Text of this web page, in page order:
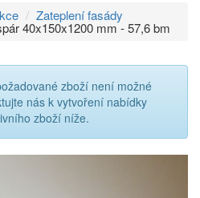
Zateplení fasády
40x150x1200 mm - 57,6 bm
zboží není možné
nás k vytvoření nabídky
zboží níže.